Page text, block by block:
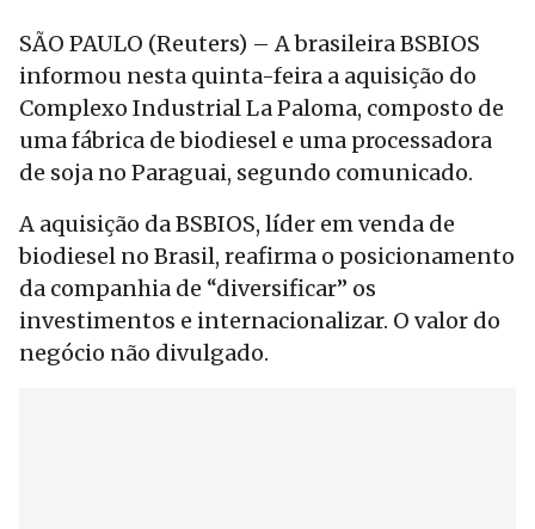
SÃO PAULO (Reuters) – A brasileira BSBIOS
informou nesta quinta-feira a aquisição do
Complexo Industrial La Paloma, composto de
uma fábrica de biodiesel e uma processadora
de soja no Paraguai, segundo comunicado.
A aquisição da BSBIOS, líder em venda de
biodiesel no Brasil, reafirma o posicionamento
da companhia de “diversificar” os
investimentos e internacionalizar. O valor do
negócio não divulgado.